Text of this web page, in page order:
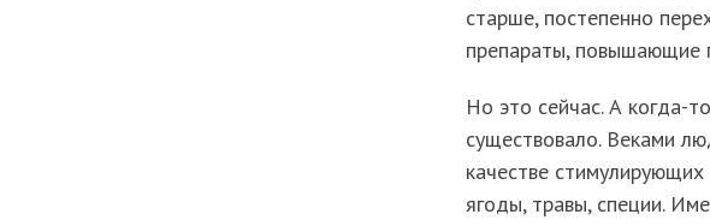
старше, постепенно
препараты, повышающие
Но это сейчас. А когда-
существовало. Веками
качестве
ягоды, травы, специи.